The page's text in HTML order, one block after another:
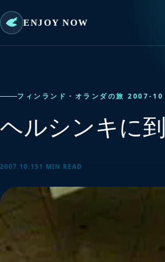
ENJOY NOW
フィンランド・オランダの旅 2007-10
ヘルシンキに
2007.10.15 1 MIN READ